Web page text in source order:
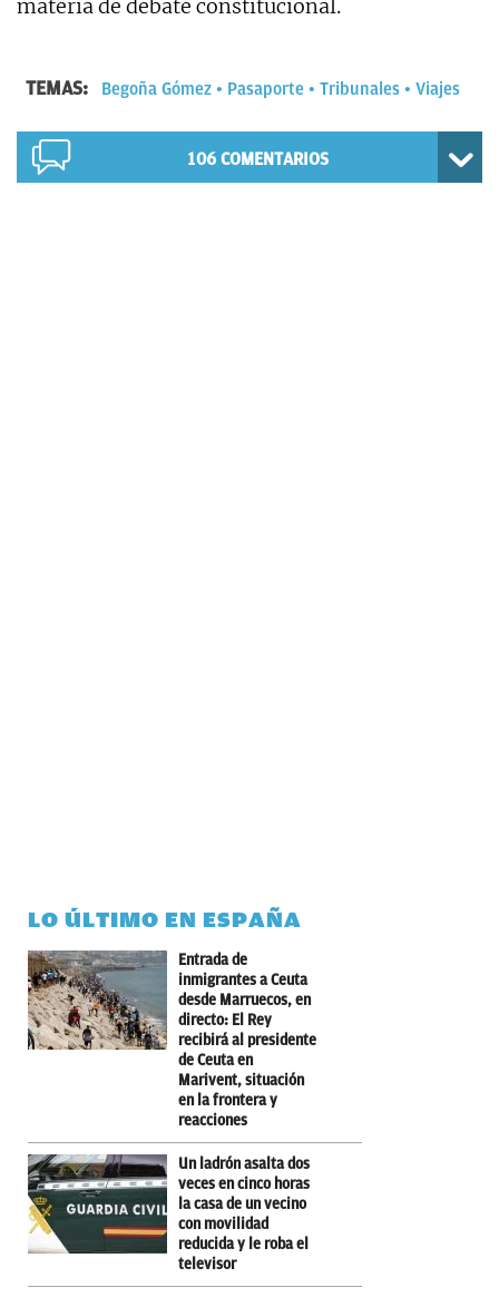
materia de debate constitucional.
TEMAS: Begoña Gómez Pasaporte Tribunales Viajes
106 COMENTARIOS
LO ÚLTIMO EN ESPAÑA
Entrada de
inmigrantes a Ceuta
desde Marruecos, en
directo: El Rey
recibirá al presidente
de Ceuta en
Marivent, situación
en la frontera y
reacciones
Un ladrón asalta dos
veces en cinco horas
la casa de un vecino
con movilidad
reducida y le roba el
televisor